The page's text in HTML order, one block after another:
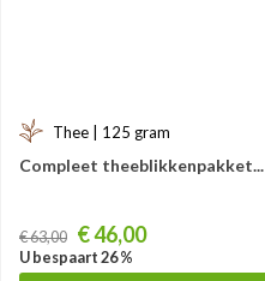
Thee | 125 gram
Compleet theeblikkenpakket...
Prijs
€ 63,00 € 46,00
U bespaart 26 %